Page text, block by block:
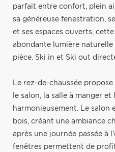
parfait entre confort, plein
sa généreuse fenestration,
et ses espaces ouverts,
abondante lumière
pièce. Ski in et Ski out
Le rez-de-chaussée
le salon, la salle à manger
harmonieusement. Le salon
bois, créant une ambiance
après une journée passée à
fenêtres permettent de